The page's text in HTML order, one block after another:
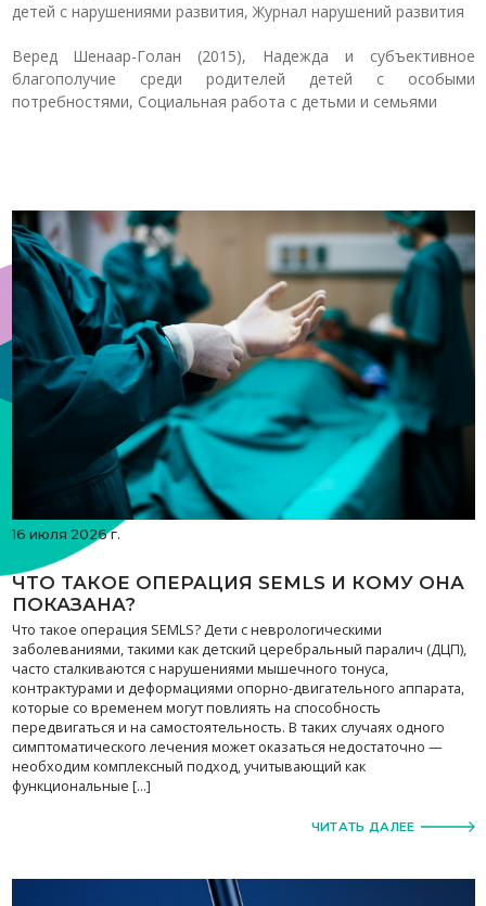
детей с нарушениями развития, Журнал нарушений развития
Веред Шенаар-Голан (2015), Надежда и субъективное
благополучие среди родителей детей с особыми
потребностями, Социальная работа с детьми и семьями
16 июля 2026 г.
ЧТО ТАКОЕ ОПЕРАЦИЯ SEMLS И КОМУ ОНА
ПОКАЗАНА?
Что такое операция SEMLS? Дети с неврологическими
заболеваниями, такими как детский церебральный паралич (ДЦП),
часто сталкиваются с нарушениями мышечного тонуса,
контрактурами и деформациями опорно-двигательного аппарата,
которые со временем могут повлиять на способность
передвигаться и на самостоятельность. В таких случаях одного
симптоматического лечения может оказаться недостаточно —
необходим комплексный подход, учитывающий как
функциональные […]
ЧИТАТЬ ДАЛЕЕ